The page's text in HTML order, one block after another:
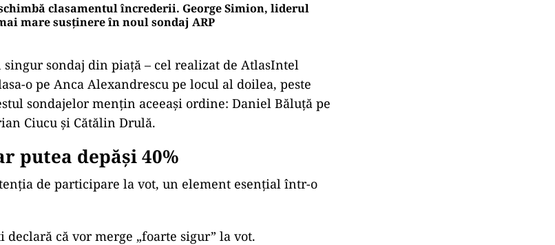
clasamentul încrederii. George Simion, liderul
mare susținere în noul sondaj ARP
singur sondaj din piață – cel realizat de AtlasIntel
o pe Anca Alexandrescu pe locul al doilea, peste
sondajelor mențin aceeași ordine: Daniel Băluță pe
Ciucu și Cătălin Drulă.
putea depăși 40%
de participare la vot, un element esențial într-o
că vor merge „foarte sigur” la vot.